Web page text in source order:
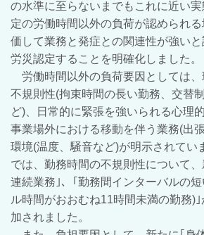
の水準に至らないまでもこれに近い
定の労働時間以外の負荷が認められ
価して業務と発症との関連性が強いと
労災認定することを明確化しました。
労働時間以外の負荷要因としては
不規則性(拘束時間の長い勤務、交替
ど)、日常的に緊張を強いられる心理
事業場外における移動を伴う業務(出
環境(温度、騒音など)が明示されてい
では、勤務時間の不規則性について
連続業務｣、｢勤務間インターバルの
ル時間がおおむね11時間未満の勤務)
加されました。